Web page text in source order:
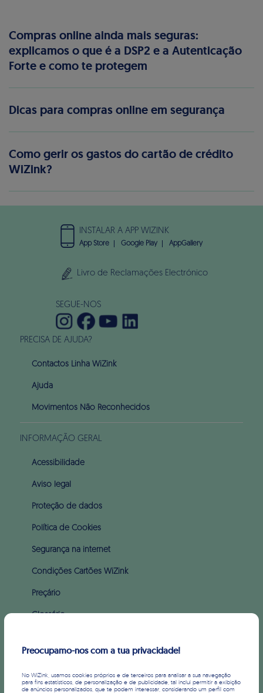
Compras online ainda mais seguras:
explicamos o que é a DSP2 e a Autenticação
Forte e como te protegem
Dicas para compras online em segurança
Como gerir os gastos do cartão de crédito
WiZink?
PRECISA DE AJUDA?
Contactos Linha WiZink
Ajuda
Movimentos Não Reconhecidos
INFORMAÇÃO GERAL
Acessibilidade
Aviso legal
Proteção de dados
Política de Cookies
Segurança na internet
Condições Cartões WiZink
Preçário
Glossário
INSTALAR A APP WIZINK
App Store Google Play AppGallery
Livro de Reclamações Electrónico
SEGUE-NOS
Preocupamo-nos com a tua privacidade!
No WiZink, usamos cookies próprios e de terceiros para analisar a sua navegação
para fins estatísticos, de personalização e de publicidade, tal inclui permitir a exibição
de anúncios personalizados, que te podem interessar, considerando um perfil com